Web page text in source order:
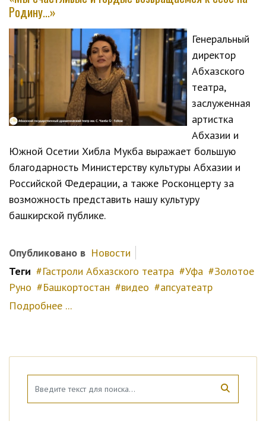
Родину...»
Генеральный
директор
Абхазского
театра,
заслуженная
артистка
Абхазии и
Южной Осетии Хибла Мукба выражает большую
благодарность Министерству культуры Абхазии и
Российской Федерации, а также Росконцерту за
возможность представить нашу культуру
башкирской публике.
Опубликовано в Новости
Теги
Гастроли Абхазского театра Уфа
Золотое
Руно
Башкортостан видео
апсуатеатр
Подробнее ...